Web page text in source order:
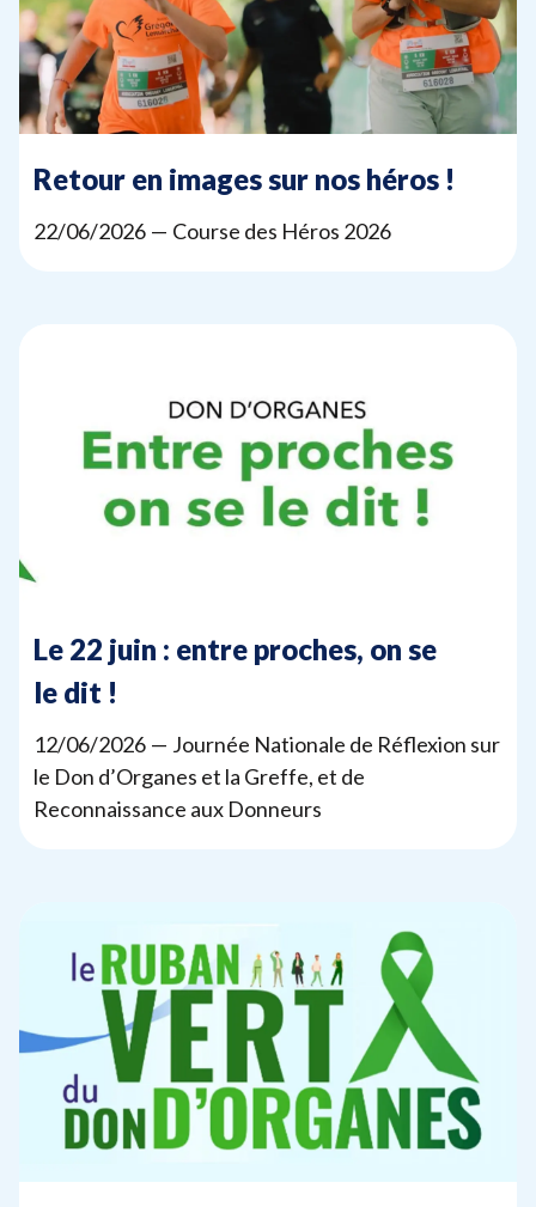
Devenir bénévole
Organiser un événement
Pour les écoles
Legs & Assurance-vie
Retour en images sur nos héros !
22/06/2026 — Course des Héros 2026
Le 22 juin : entre proches, on se
le dit !
12/06/2026 — Journée Nationale de Réflexion sur
le Don d’Organes et la Greffe, et de
Reconnaissance aux Donneurs